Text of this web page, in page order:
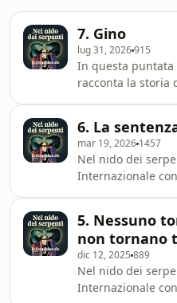
7. Gino
lug 31, 2026915
In questa puntata
racconta la storia
in Ungheria, dove
anni di
Giancane.Sound
Zenti.
6. La
mar 19, 2026 1457
Nel nido dei
Internazionale
Giancane.Sound
Zenti.Ci
di questo
5. Nessuno
non tornano
dic 12, 2025 889
Nel nido dei
Internazionale